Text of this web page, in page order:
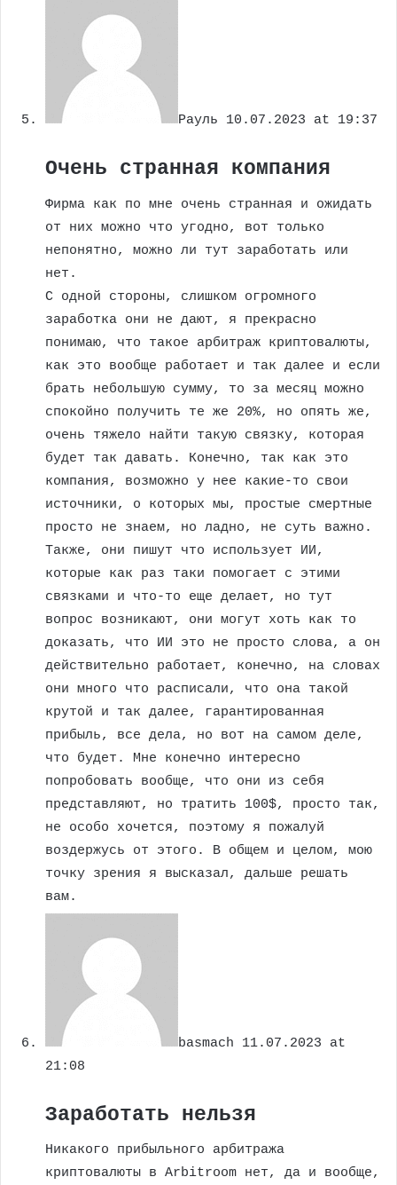
Рауль 10.07.2023 at 19:37
Очень странная компания
Фирма как по мне очень странная и ожидать
от них можно что угодно, вот только
непонятно, можно ли тут заработать или
нет.
С одной стороны, слишком огромного
заработка они не дают, я прекрасно
понимаю, что такое арбитраж криптовалюты,
как это вообще работает и так далее и если
брать небольшую сумму, то за месяц можно
спокойно получить те же 20%, но опять же,
очень тяжело найти такую связку, которая
будет так давать. Конечно, так как это
компания, возможно у нее какие-то свои
источники, о которых мы, простые смертные
просто не знаем, но ладно, не суть важно.
Также, они пишут что использует ИИ,
которые как раз таки помогает с этими
связками и что-то еще делает, но тут
вопрос возникают, они могут хоть как то
доказать, что ИИ это не просто слова, а он
действительно работает, конечно, на словах
они много что расписали, что она такой
крутой и так далее, гарантированная
прибыль, все дела, но вот на самом деле,
что будет. Мне конечно интересно
попробовать вообще, что они из себя
представляют, но тратить 100$, просто так,
не особо хочется, поэтому я пожалуй
воздержусь от этого. В общем и целом, мою
точку зрения я высказал, дальше решать
вам.
basmach 11.07.2023 at
21:08
Заработать нельзя
Никакого прибыльного арбитража
криптовалюты в Arbitroom нет, да и вообще,